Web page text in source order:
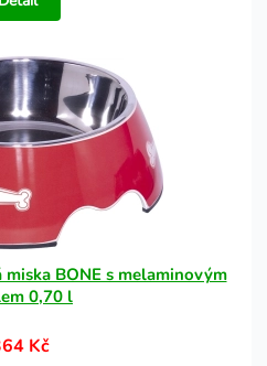
BONE s melaminovým
0,70 l
Kč